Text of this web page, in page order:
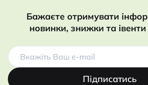
Бажаєте отримувати
новинки, знижки та
Підписатись